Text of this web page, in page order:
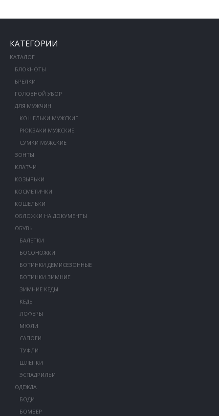
КАТЕГОРИИ
КАТАЛОГ
БЛОКНОТЫ
БРЕЛКИ
ГОЛОВНОЙ УБОР
ДЛЯ МУЖЧИН
КОШЕЛЬКИ МУЖСКИЕ
РЮКЗАКИ МУЖСКИЕ
СУМКИ МУЖСКИЕ
ЗОНТЫ
КЛАТЧИ
КОЗЫРЬКИ
КОСМЕТИЧКИ
КОШЕЛЬКИ
ОБЛОЖКИ НА ДОКУМЕНТЫ
ОБУВЬ
БАЛЕТКИ
БОСОНОЖКИ
БОТИНКИ ДЕМИСЕЗОННЫЕ
БОТИНКИ ЗИМНИЕ
ЗИМНИЕ КЕДЫ
КЕДЫ
ЛОФЕРЫ
МЮЛИ
САПОГИ
ТУФЛИ
ШЛЕПКИ
ЭСПАДРИЛЬИ
ОДЕЖДА
БОДИ
БОМБЕР